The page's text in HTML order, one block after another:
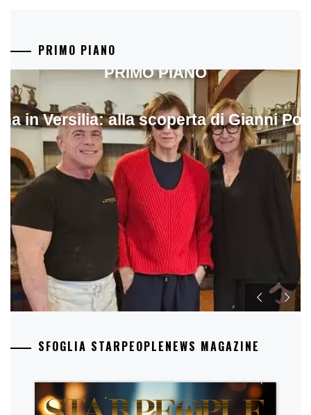
PRIMO PIANO
in Versilia: alla scoperta di Gianni
PRIMO PIANO
SFOGLIA STARPEOPLENEWS MAGAZINE